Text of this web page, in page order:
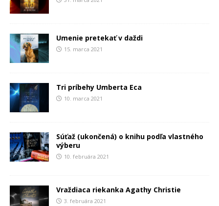
Umenie pretekať v daždi
15. marca 2021
Tri príbehy Umberta Eca
10. marca 2021
Súťaž (ukončená) o knihu podľa vlastného
výberu
10. februára 2021
Vraždiaca riekanka Agathy Christie
3. februára 2021